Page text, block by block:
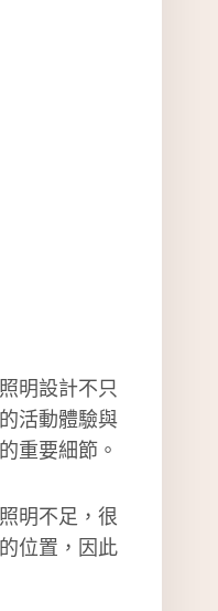
明設計不只
活動體驗與
重要細節。
明不足，很
位置，因此